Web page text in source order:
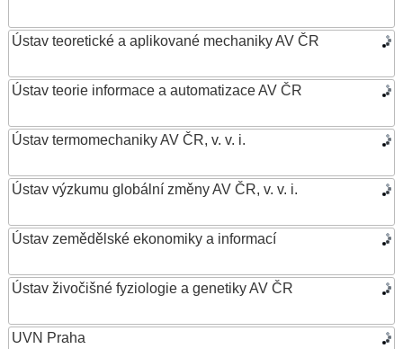
Ústav teoretické a aplikované mechaniky AV ČR
Ústav teorie informace a automatizace AV ČR
Ústav termomechaniky AV ČR, v. v. i.
Ústav výzkumu globální změny AV ČR, v. v. i.
Ústav zemědělské ekonomiky a informací
Ústav živočišné fyziologie a genetiky AV ČR
UVN Praha